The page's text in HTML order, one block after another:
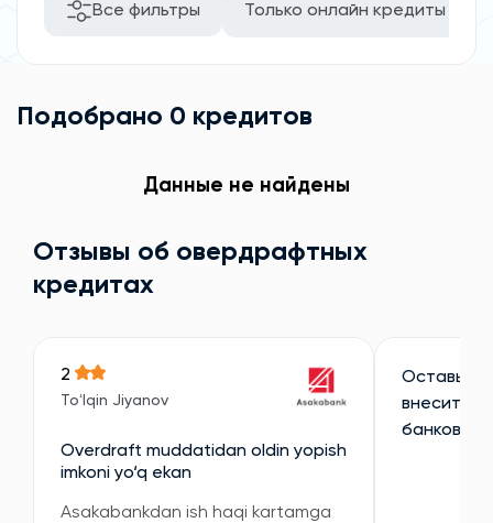
Все фильтры Только онлайн кредиты
Подобрано 0 кредитов
Данные не найдены
Отзывы об овердрафтных
кредитах
2
Toʻlqin Jiyanov
Overdraft muddatidan oldin yopish
imkoni yo‘q ekan
Asakabankdan ish haqi kartamga
Оставьте
внесите